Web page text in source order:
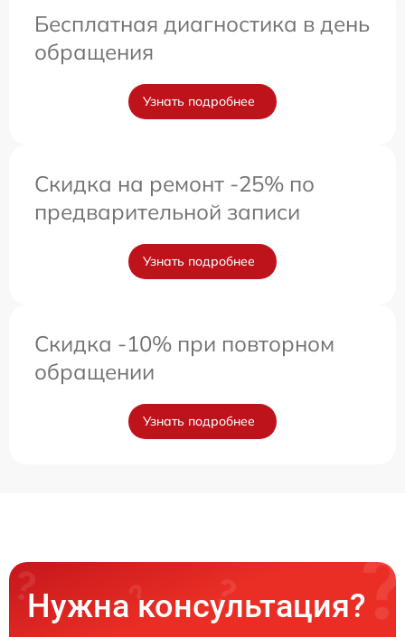
Бесплатная диагностика в день
обращения
Узнать подробнее
Скидка на ремонт -25% по
предварительной записи
Узнать подробнее
Скидка -10% при повторном
обращении
Узнать подробнее
Нужна консультация?